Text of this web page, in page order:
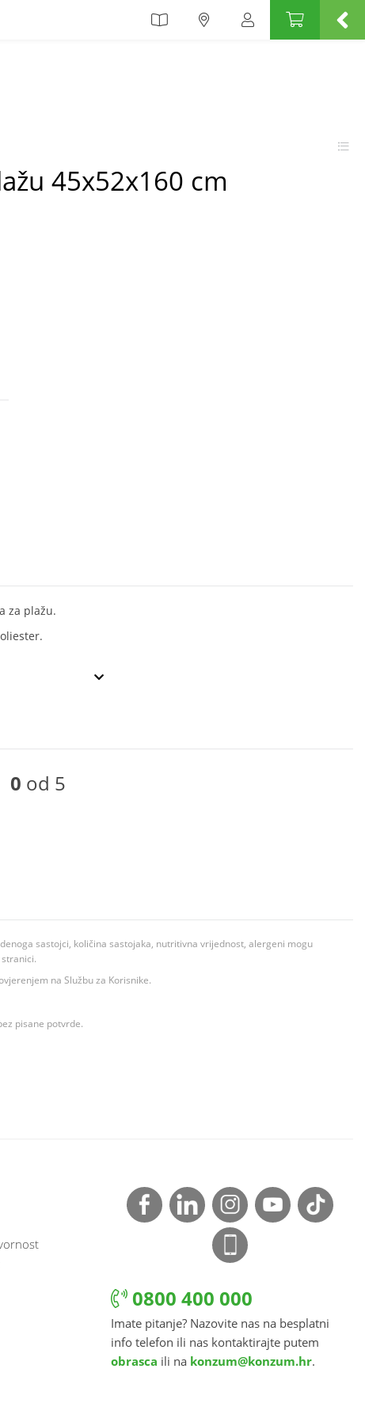
45x52x160 cm
za plažu.
0 od 5
sastojci, količina sastojaka, nutritivna vrijednost, alergeni mogu
na Službu za Korisnike.
pisane potvrde.
0800 400 000
Imate pitanje? Nazovite nas na besplatni
info telefon ili nas kontaktirajte putem
obrasca ili na konzum@konzum.hr.